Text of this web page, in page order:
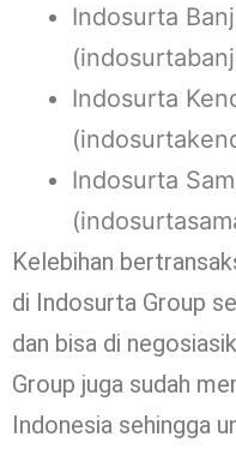
Indosurta
Indosurta
Indosurta
Kelebihan
di Indosurta Group
dan bisa di
Group juga sudah
Indonesia sehingga